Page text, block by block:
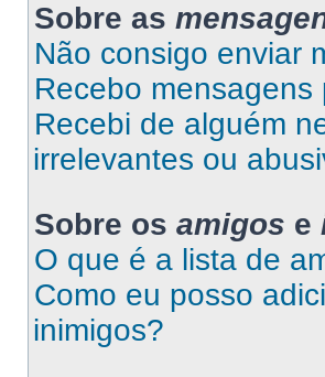
Sobre as
Não consigo enviar
Recebo
Recebi de alguém
irrelevantes ou
Sobre os amigos e
O que é a lista de
Como eu posso
inimigos?